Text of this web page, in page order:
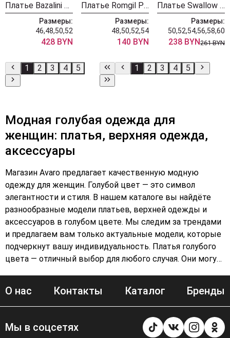
Платье Bazalini 5162 голубой
Размеры:
46,48,50,52
428 BYN
Платье Romgil РТ0179-ПЭ4 голубой
Размеры:
48,50,52,54
140 BYN
Платье Swallow 923 голубой+белый горох
Размеры:
50,52,54,56,58,60
238 BYN261 BYN
1 2 3 4 5 1 2 3 4 5
Модная голубая одежда для
женщин: платья, верхняя одежда,
аксессуары
Магазин Avaro предлагает качественную модную
одежду для женщин. Голубой цвет — это символ
элегантности и стиля. В нашем каталоге вы найдёте
разнообразные модели платьев, верхней одежды и
аксессуаров в голубом цвете. Мы следим за трендами
и предлагаем вам только актуальные модели, которые
подчеркнут вашу индивидуальность. Платья голубого
цвета — отличный выбор для любого случая. Они могут
каждая женщина могла подобрать идеальный вариант
для себя. Верхняя одежда голубого цвета — это не
только стильно, но и практично. Куртки, пальто и плащи
в голубом цвете станут незаменимой частью вашего
О нас Контакты Каталог Бренды
Мы в соцсетях